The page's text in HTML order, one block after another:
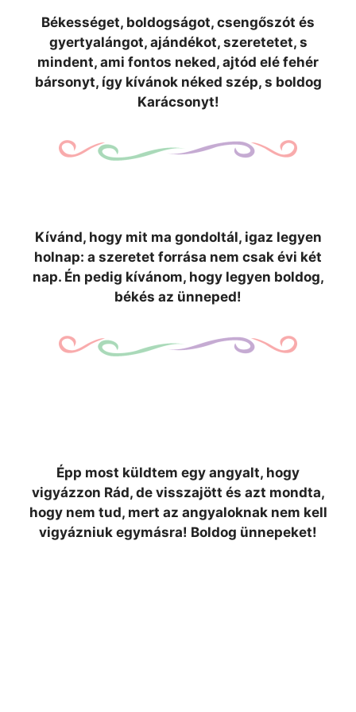
Békességet, boldogságot, csengőszót és
gyertyalángot, ajándékot, szeretetet, s
mindent, ami fontos neked, ajtód elé fehér
bársonyt, így kívánok néked szép, s boldog
Karácsonyt!
Kívánd, hogy mit ma gondoltál, igaz legyen
holnap: a szeretet forrása nem csak évi két
nap. Én pedig kívánom, hogy legyen boldog,
békés az ünneped!
Épp most küldtem egy angyalt, hogy
vigyázzon Rád, de visszajött és azt mondta,
hogy nem tud, mert az angyaloknak nem kell
vigyázniuk egymásra! Boldog ünnepeket!